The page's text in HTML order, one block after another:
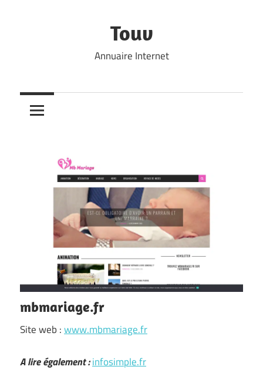
Touv
Annuaire Internet
mbmariage.fr
Site web :www.mbmariage.fr
A lire également :infosimple.fr